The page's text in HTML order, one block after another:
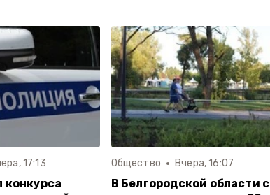
17:13
конкурса
Общество Вчера, 16:07
В Белгородской области с